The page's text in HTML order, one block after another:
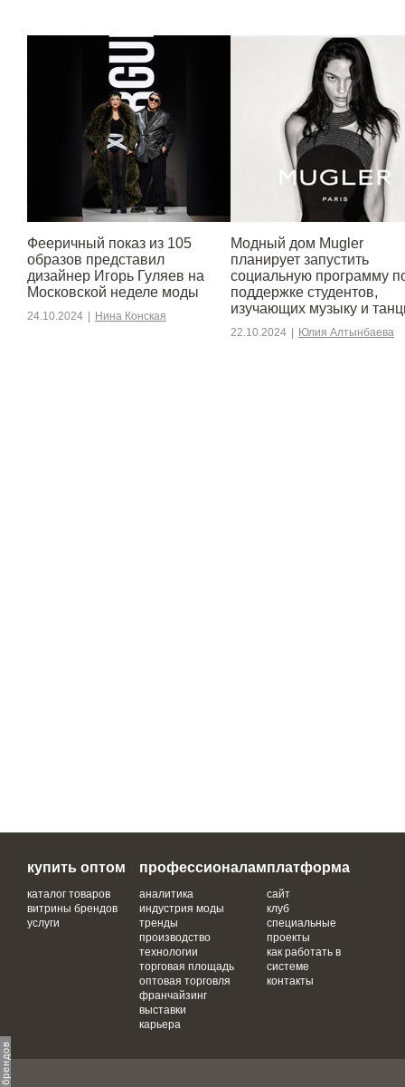
Фееричный показ из 105
образов представил
дизайнер Игорь Гуляев на
Московской неделе моды
24.10.2024 Нина Конская
Модный дом Mugler
планирует запустить
социальную программу
поддержке студентов,
изучающих музыку и
22.10.2024 Юлия Алтынбаева
купить оптом
каталог товаров
витрины брендов
услуги
профессионалам
аналитика
индустрия моды
тренды
производство
технологии
торговая площадь
оптовая торговля
франчайзинг
выставки
карьера
платформа
сайт
клуб
специальные
проекты
как работать в
системе
контакты